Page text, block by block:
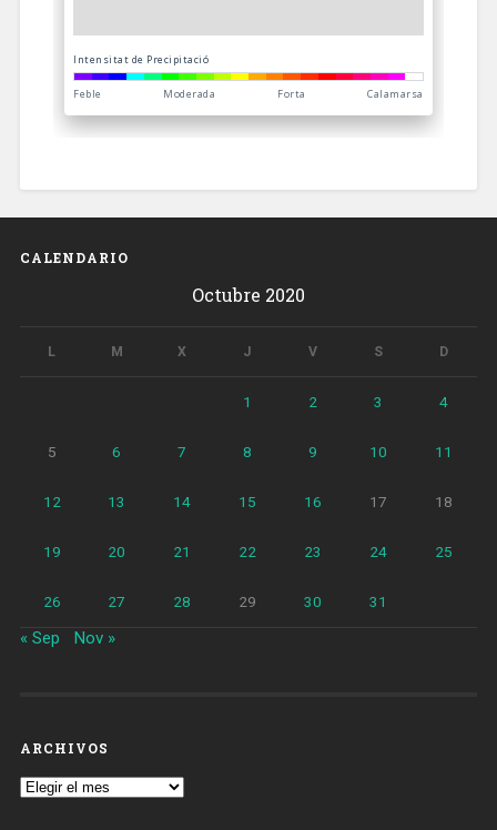
CALENDARIO
Octubre 2020
L M X J V S D
1 2 3 4
5 6 7 8 9 10 11
12 13 14 15 16 17 18
19 20 21 22 23 24 25
26 27 28 29 30 31
« Sep Nov »
ARCHIVOS
Archivos